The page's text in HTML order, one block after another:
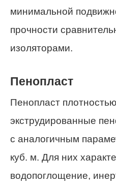
минимальной
прочности
изоляторами.
Пенопласт
Пенопласт
экструдированные
с аналогичным
куб. м. Для них
водопоглощение,